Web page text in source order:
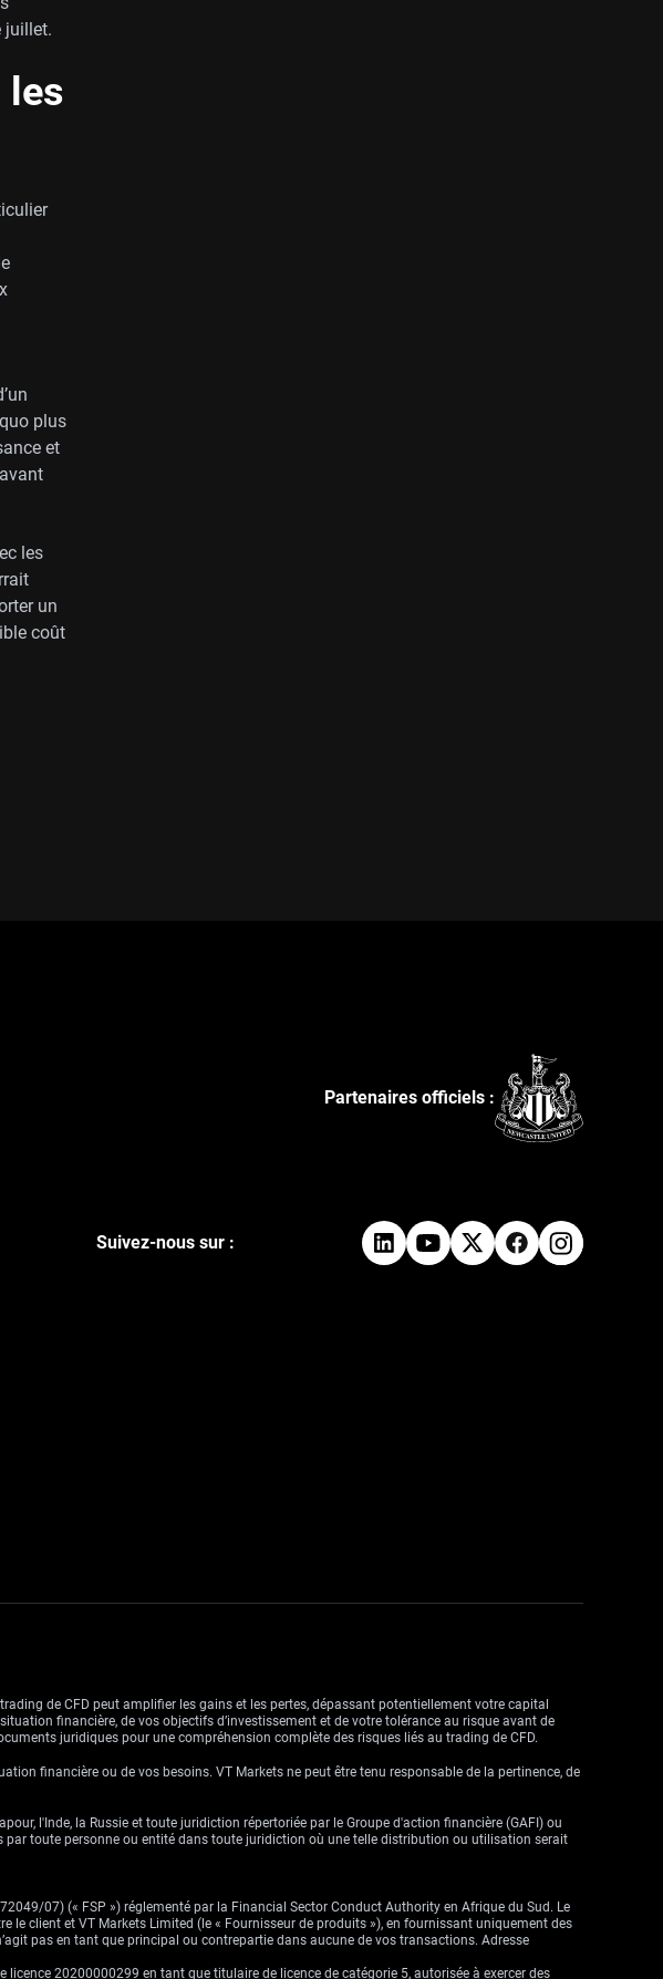
juillet.
les
plus
et
les
un
coût
Partenaires officiels :
Suivez-nous sur :
de CFD peut amplifier les gains et les pertes, dépassant potentiellement votre capital
financière, de vos objectifs d’investissement et de votre tolérance au risque avant de
juridiques pour une compréhension complète des risques liés au trading de CFD.
financière ou de vos besoins. VT Markets ne peut être tenu responsable de la pertinence, de
l'Inde, la Russie et toute juridiction répertoriée par le Groupe d'action financière (GAFI) ou
toute personne ou entité dans toute juridiction où une telle distribution ou utilisation serait
07) (« FSP ») réglementé par la Financial Sector Conduct Authority en Afrique du Sud. Le
le client et VT Markets Limited (le « Fournisseur de produits »), en fournissant uniquement des
pas en tant que principal ou contrepartie dans aucune de vos transactions. Adresse
20200000299 en tant que titulaire de licence de catégorie 5, autorisée à exercer des